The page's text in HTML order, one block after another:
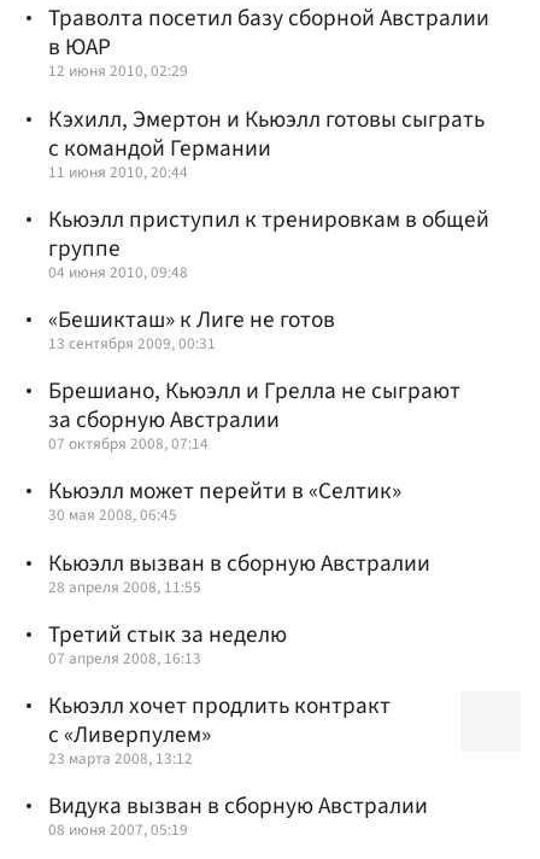
Траволта посетил базу сборной Австралии
в ЮАР
12 июня 2010, 02:29
Кэхилл, Эмертон и Кьюэлл готовы сыграть
с командой Германии
11 июня 2010, 20:44
Кьюэлл приступил к тренировкам в общей
группе
04 июня 2010, 09:48
«Бешикташ» к Лиге не готов
13 сентября 2009, 00:31
Брешиано, Кьюэлл и Грелла не сыграют
за сборную Австралии
07 октября 2008, 07:14
Кьюэлл может перейти в «Селтик»
30 мая 2008, 06:45
Кьюэлл вызван в сборную Австралии
28 апреля 2008, 11:55
Третий стык за неделю
07 апреля 2008, 16:13
Кьюэлл хочет продлить контракт
с «Ливерпулем»
23 марта 2008, 13:12
Видука вызван в сборную Австралии
08 июня 2007, 05:19